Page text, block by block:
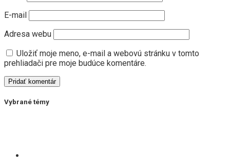
E-mail
Adresa webu
Uložiť moje meno, e-mail a webovú stránku v tomto
prehliadači pre moje budúce komentáre.
Vybrané témy